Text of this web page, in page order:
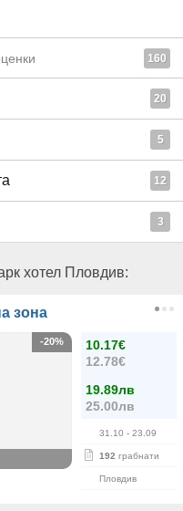
160
20
5
12
3
хотел Пловдив:
зона
10.17€
12.78€
19.89лв
25.00лв
31.10 - 23.09
192 грабнати
Пловдив
-20%